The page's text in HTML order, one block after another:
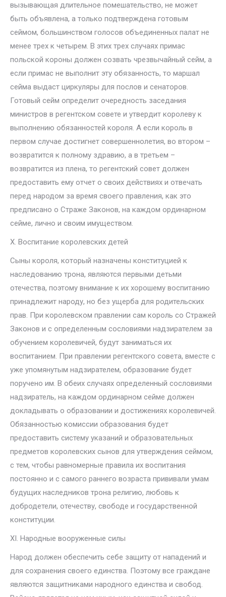
вызывающая длительное помешательство, не может
быть объявлена, а только подтверждена готовым
сеймом, большинством голосов объединенных палат не
менее трех к четырем. В этих трех случаях примас
польской короны должен созвать чрезвычайный сейм, а
если примас не выполнит эту обязанность, то маршал
сейма выдаст циркуляры для послов и сенаторов.
Готовый сейм определит очередность заседания
министров в регентском совете и утвердит королеву к
выполнению обязанностей короля. А если король в
первом случае достигнет совершеннолетия, во втором –
возвратится к полному здравию, а в третьем –
возвратится из плена, то регентский совет должен
предоставить ему отчет о своих действиях и отвечать
перед народом за время своего правления, как это
предписано о Страже Законов, на каждом ординарном
сейме, лично и своим имуществом.
X. Воспитание королевских детей
Сыны короля, который назначены конституцией к
наследованию трона, являются первыми детьми
отечества, поэтому внимание к их хорошему воспитанию
принадлежит народу, но без ущерба для родительских
прав. При королевском правлении сам король со Стражей
Законов и с определенным сословиями надзирателем за
обучением королевичей, будут заниматься их
воспитанием. При правлении регентского совета, вместе с
уже упомянутым надзирателем, образование будет
поручено им. В обеих случаях определенный сословиями
надзиратель, на каждом ординарном сейме должен
докладывать о образовании и достижениях королевичей.
Обязанностью комиссии образования будет
предоставить систему указаний и образовательных
предметов королевских сынов для утверждения сеймом,
с тем, чтобы равномерные правила их воспитания
постоянно и с самого раннего возраста прививали умам
будущих наследников трона религию, любовь к
добродетели, отечеству, свободе и государственной
конституции.
XI. Народные вооруженные силы
Народ должен обеспечить себе защиту от нападений и
для сохранения своего единства. Поэтому все граждане
являются защитниками народного единства и свобод.